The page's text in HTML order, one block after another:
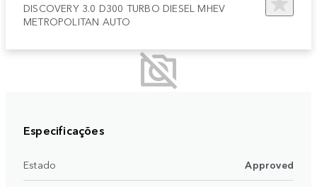
DISCOVERY 3.0 D300 TURBO DIESEL MHEV
METROPOLITAN AUTO
Especificações
Estado Approved